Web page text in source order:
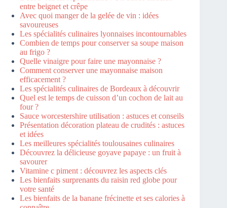
entre beignet et crêpe
Avec quoi manger de la gelée de vin : idées
savoureuses
Les spécialités culinaires lyonnaises incontournables
Combien de temps pour conserver sa soupe maison
au frigo ?
Quelle vinaigre pour faire une mayonnaise ?
Comment conserver une mayonnaise maison
efficacement ?
Les spécialités culinaires de Bordeaux à découvrir
Quel est le temps de cuisson d’un cochon de lait au
four ?
Sauce worcestershire utilisation : astuces et conseils
Présentation décoration plateau de crudités : astuces
et idées
Les meilleures spécialités toulousaines culinaires
Découvrez la délicieuse goyave papaye : un fruit à
savourer
Vitamine c piment : découvrez les aspects clés
Les bienfaits surprenants du raisin red globe pour
votre santé
Les bienfaits de la banane frécinette et ses calories à